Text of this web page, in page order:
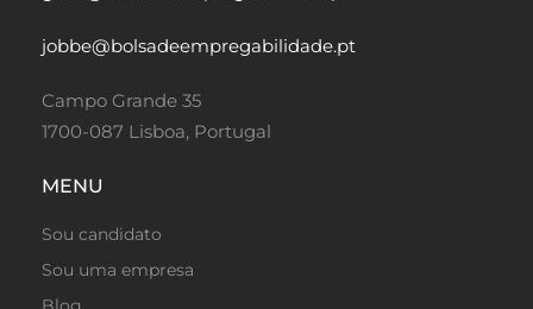
jobbe@bolsadeempregabilidade.pt
Campo Grande 35
1700-087 Lisboa, Portugal
MENU
Sou candidato
Sou uma empresa